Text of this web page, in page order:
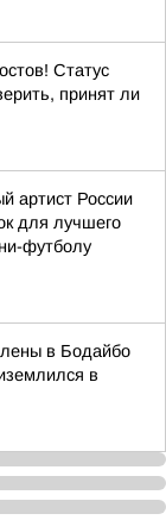
Статус
принят ли
артист России
для лучшего
футболу
в Бодайбо
в